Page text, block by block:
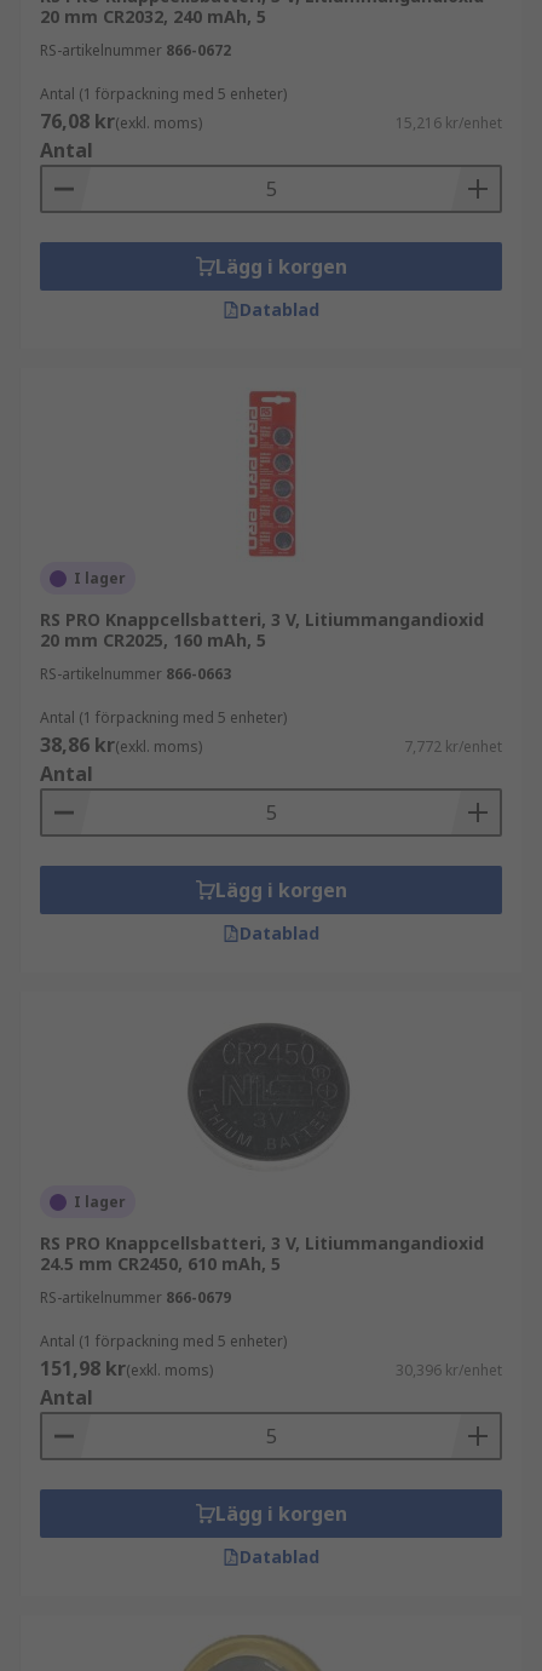
20 mm CR2032, 240 mAh, 5
RS-artikelnummer 866-0672
Antal (1 förpackning med 5 enheter)
76,08 kr(exkl. moms) 15,216 kr/enhet
Antal
Lägg i korgen
Datablad
I lager
RS PRO Knappcellsbatteri, 3 V, Litiummangandioxid
20 mm CR2025, 160 mAh, 5
RS-artikelnummer 866-0663
Antal (1 förpackning med 5 enheter)
38,86 kr(exkl. moms) 7,772 kr/enhet
Antal
Lägg i korgen
Datablad
I lager
RS PRO Knappcellsbatteri, 3 V, Litiummangandioxid
24.5 mm CR2450, 610 mAh, 5
RS-artikelnummer 866-0679
Antal (1 förpackning med 5 enheter)
151,98 kr(exkl. moms) 30,396 kr/enhet
Antal
Lägg i korgen
Datablad